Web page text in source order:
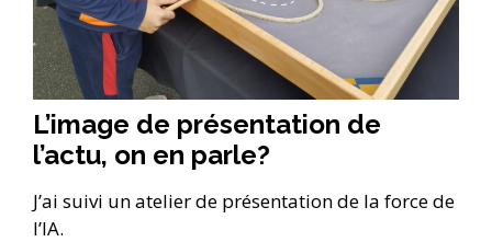
L’image de présentation de
l’actu, on en parle?
J’ai suivi un atelier de présentation de la force de
l’IA.